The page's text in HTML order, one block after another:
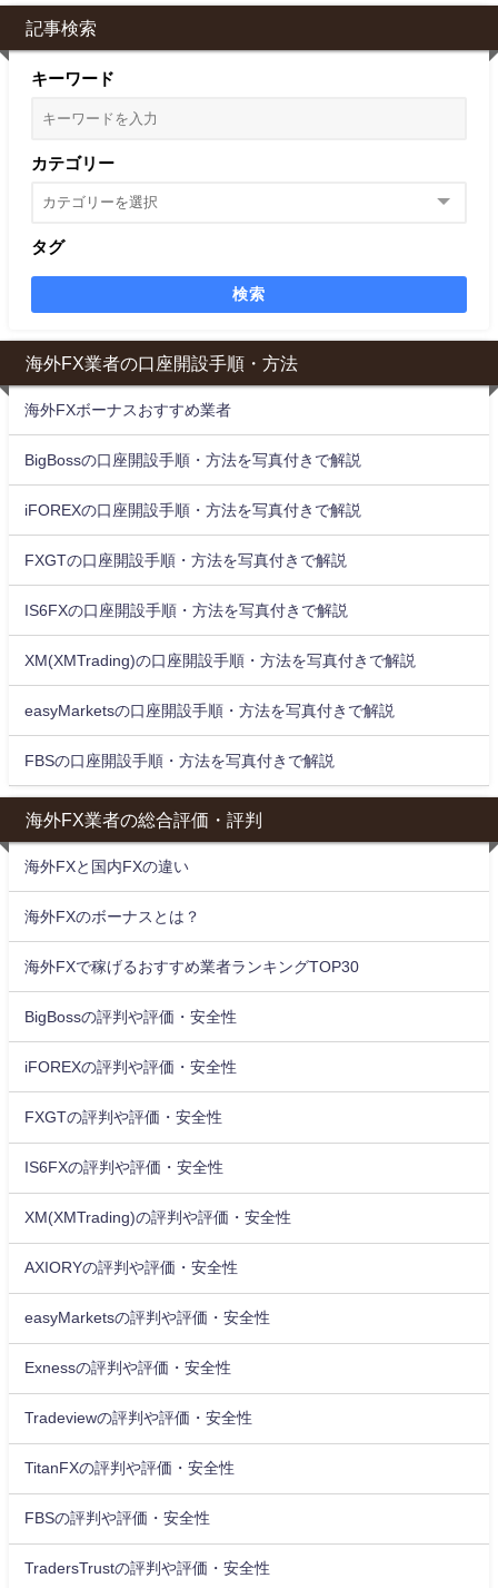
記事検索
キーワード
カテゴリー
タグ
検索
海外FX業者の口座開設手順・方法
海外FXボーナスおすすめ業者
BigBossの口座開設手順・方法を写真付きで解説
iFOREXの口座開設手順・方法を写真付きで解説
FXGTの口座開設手順・方法を写真付きで解説
IS6FXの口座開設手順・方法を写真付きで解説
XM(XMTrading)の口座開設手順・方法を写真付きで解説
easyMarketsの口座開設手順・方法を写真付きで解説
FBSの口座開設手順・方法を写真付きで解説
海外FX業者の総合評価・評判
海外FXと国内FXの違い
海外FXのボーナスとは？
海外FXで稼げるおすすめ業者ランキングTOP30
BigBossの評判や評価・安全性
iFOREXの評判や評価・安全性
FXGTの評判や評価・安全性
IS6FXの評判や評価・安全性
XM(XMTrading)の評判や評価・安全性
AXIORYの評判や評価・安全性
easyMarketsの評判や評価・安全性
Exnessの評判や評価・安全性
Tradeviewの評判や評価・安全性
TitanFXの評判や評価・安全性
FBSの評判や評価・安全性
TradersTrustの評判や評価・安全性